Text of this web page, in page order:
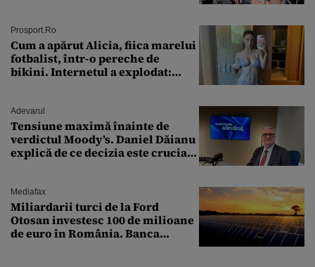
Prosport.ro
Cum a apărut Alicia, fiica marelui
fotbalist, într-o pereche de
bikini. Internetul a explodat:
Adevarul
Tensiune maximă înainte de
verdictul Moody’s. Daniel Dăianu
explică de ce decizia este crucială
Mediafax
Miliardarii turci de la Ford
Otosan investesc 100 de milioane
de euro în România. Banca